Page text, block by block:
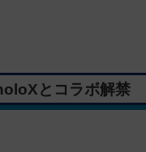
とコラボ解禁